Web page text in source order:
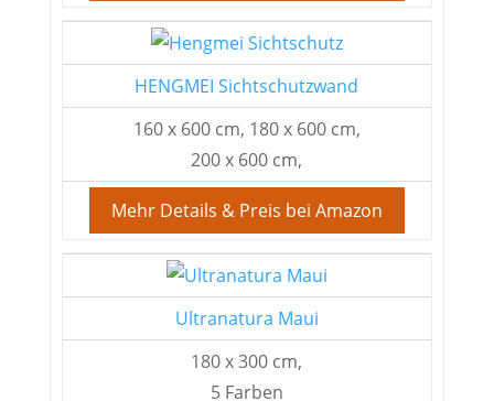
HENGMEI Sichtschutzwand
160 x 600 cm, 180 x 600 cm,
200 x 600 cm,
Mehr Details & Preis bei Amazon
Ultranatura Maui
180 x 300 cm,
5 Farben